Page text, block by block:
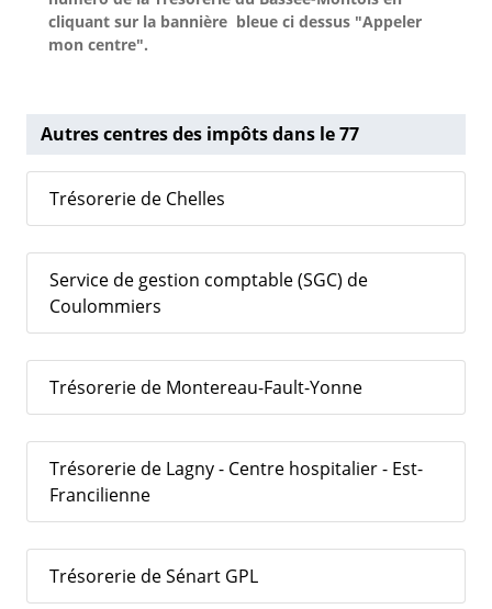
cliquant sur la bannière bleue ci dessus "Appeler
mon centre".
Autres centres des impôts dans le 77
Trésorerie de Chelles
Service de gestion comptable (SGC) de
Coulommiers
Trésorerie de Montereau-Fault-Yonne
Trésorerie de Lagny - Centre hospitalier - Est-
Francilienne
Trésorerie de Sénart GPL